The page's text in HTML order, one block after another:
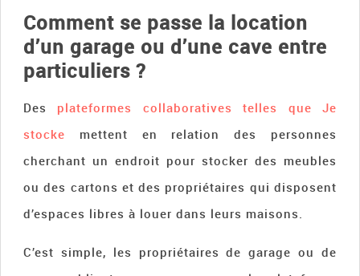
Comment se passe la location
d’un garage ou d’une cave entre
particuliers ?
Des plateformes collaboratives telles que Je
stocke mettent en relation des personnes
cherchant un endroit pour stocker des meubles
ou des cartons et des propriétaires qui disposent
d’espaces libres à louer dans leurs maisons.
C’est simple, les propriétaires de garage ou de